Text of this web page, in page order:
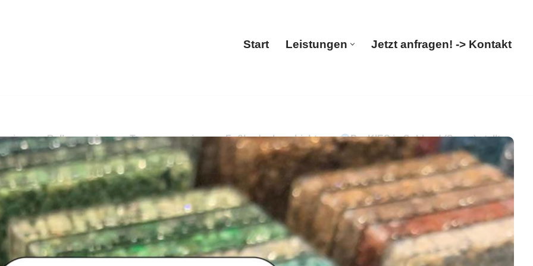
Start Leistungen Jetzt anfragen! -> Kontakt
Balkonsanierung, Terrassensanierung, Fußbodenbeschichtung.
PayKIES in Sohland (Spree) stellt
Treppensanierung, Fußbodenbeschichtung. Sofort bei PayKIES: ✓Terrassensanierung,
✓Fußbodenbeschichtung in Sohland (Spree), Ihr Boden-Verleger. Wir bringen Sie weiter ✉.